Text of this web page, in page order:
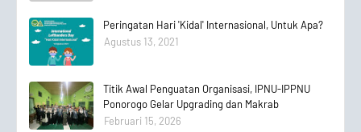
Peringatan Hari 'Kidal' Internasional, Untuk Apa?
Agustus 13, 2021
Titik Awal Penguatan Organisasi, IPNU-IPPNU
Ponorogo Gelar Upgrading dan Makrab
Februari 15, 2026